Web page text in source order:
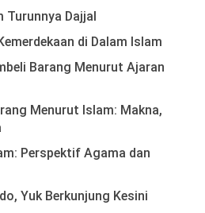
Turunnya Dajjal
di Dalam Islam
Barang Menurut Ajaran
Menurut Islam: Makna,
Perspektif Agama dan
Yuk Berkunjung Kesini